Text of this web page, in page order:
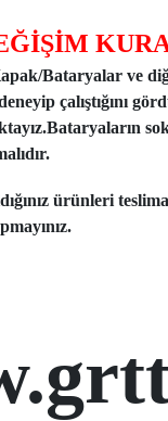
Bataryalar ve
çalıştığını
ürünleri